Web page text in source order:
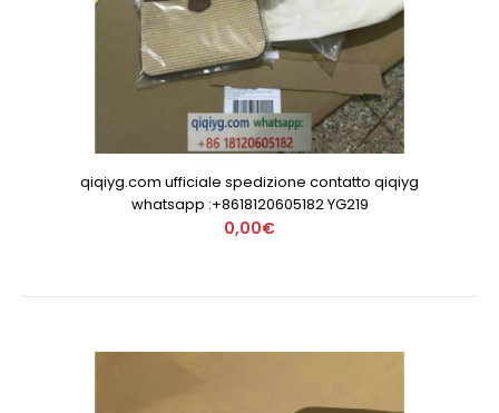
qiqiyg.com ufficiale spedizione contatto qiqiyg
whatsapp :+8618120605182 YG219
0,00€